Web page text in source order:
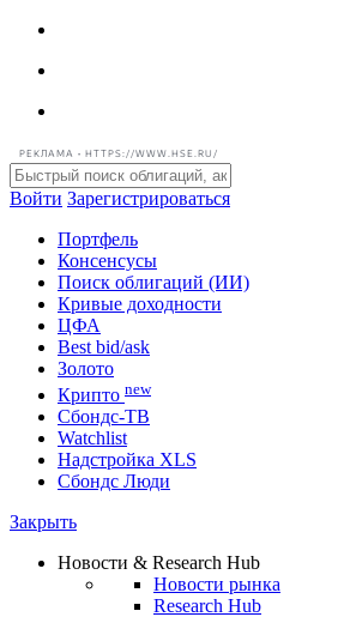
РЕКЛАМА • HTTPS://WWW.HSE.RU/
Войти Зарегистрироваться
Портфель
Консенсусы
Поиск облигаций (ИИ)
Кривые доходности
ЦФА
Best bid/ask
Золото
Крипто new
Watchlist
Сбондс Люди